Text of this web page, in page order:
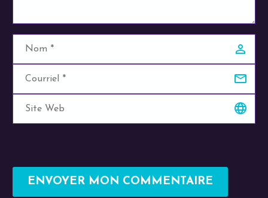
ENVOYER MON COMMENTAIRE